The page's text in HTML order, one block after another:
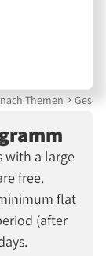
Themen
with a large
free.
flat
(after